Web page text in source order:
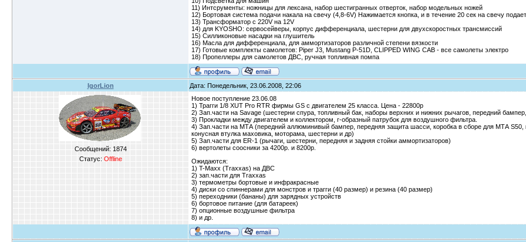
11) Интсрументы: ножницы для лексана, набор шестигранных отверток, набор модельных ножей
12) Бортовая система подачи накала на свечу (4,8-6V) Нажимается кнопка, и в течение 20 сек на свечу
13) Трансформатор с 220V на 12V
14) для KYOSHO: сервосейверы, корпус дифференциала, шестерни для двухскоростных трансмиссий
15) Силликоновые насадки на глушитель
16) Масла для дифференциала, для аммортизаторов различной степени вязкости
17) Готовые комплекты самолетов: Piper J3, Mustang P-51D, CLIPPED WING CAB - все самолеты электро
18) Пропеллеры для самолетов ДВС, ручная топливная помпа
IgorLion Дата: Понедельник, 23.06.2008, 22:06
Сообщений: 1874
Статус: Offline
Новое поступление 23.06.08
1) Трагги 1/8 XUT Pro RTR фирмы GS с двигателем 25 класса. Цена - 22800р
2) Зап.части на Savage (шестерни спура, топливный бак, наборы верхних и нижних рычагов, передний
3) Прокладки между двигателем и коллектором, г-образный патрубок для воздушного фильтра.
4) Зап.части на МТА (передний аллюминивый бампер, передняя защита шасси, коробка в сборе для МТА S50,
конусная втулка маховика, моторама, шестерни и др)
5) Зап.части для ER-1 (рычаги, шестерни, передняя и задняя стойки аммортизаторов)
6) вертолеты соосники за 4200р. и 8200р.
Ожидаются:
1) T-Maxx (Traxxas) на ДВС
2) зап.части для Traxxas
3) термометры бортовые и инфракрасные
4) диски со спиннерами для монстров и трагги (40 размер) и резина (40 размер)
5) переходники (бананы) для зарядных устройств
6) бортовое питание (для батареек)
7) опционные воздушные фильтра
8) и др.